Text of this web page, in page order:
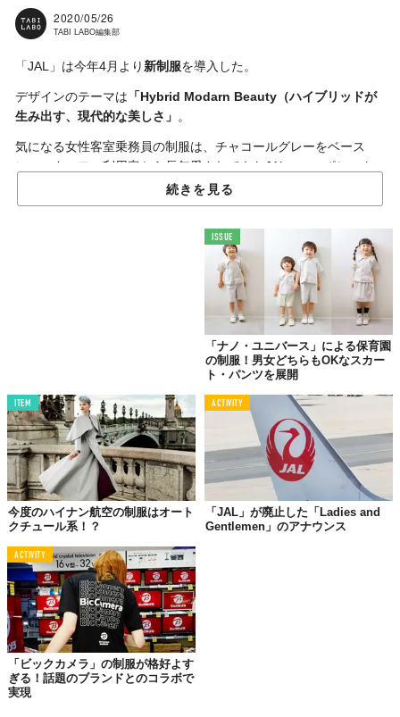
2020/05/26
TABI LABO編集部
「JAL」は今年4月より新制服を導入した。
デザインのテーマは 「Hybrid Modarn Beauty（ハイブリッドが
生み出す、現代的な美しさ」 。
気になる女性客室乗務員の制服は、チャコールグレーをベース
に、スタッフ、利用客から長年愛されてきたJALのコーポレート
カラーである赤を差し色に採用。“らしさ”
れまでになかった切り替えやリブ使いなどでモダンな雰囲気に。
ワンピース
のほかにスタイリッ
も用意。スタッフの多様な働き方のサポー
客室乗務員だけでなく、運航乗務員や整備士、地上での接客を担
当するスタッフなど、多くの部門で導入がスタートした新制服
を使用するなど、 環境問題への積極的な取
新制服で彩られた機内で心地いいサービスを受けながら旅できる
ときが、一日も早くやってきますように......。
Top image: ©JAL
TABI LABO
この世界は、もっと広いはずだ。
続きを見る
ISSUE
「ナノ・ユニバース」による保育園
の制服！男女どちらもOKなスカー
ト・パンツを展開
ITEM
今度のハイナン航空の制服はオート
クチュール系！？
ACTIVITY
「JAL」が廃止した「Ladies and
Gentlemen」のアナウンス
ACTIVITY
「ビックカメラ」の制服が格好よす
ぎる！話題のブランドとのコラボで
実現